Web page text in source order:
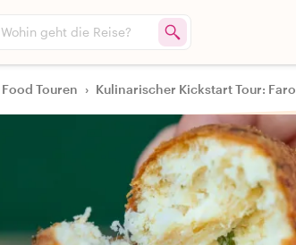
Wohin geht die Reise?
Food Touren › Kulinarischer Kickstart Tour: Faro